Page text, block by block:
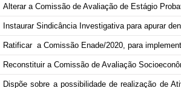
Alterar a Comissão de Avaliação de Estágio
Instaurar Sindicância Investigativa para apurar
Ratificar a Comissão Enade/2020, para
Reconstituir a Comissão de Avaliação
Dispõe sobre a possibilidade de realização de